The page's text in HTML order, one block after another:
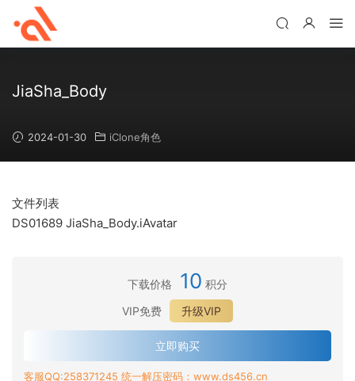
JiaSha_Body
2024-01-30 iClone角色
文件列表
DS01689 JiaSha_Body.iAvatar
下载价格 10 积分
VIP免费
升级VIP
立即购买
客服QQ:258371245 统一解压密码：www.ds456.cn